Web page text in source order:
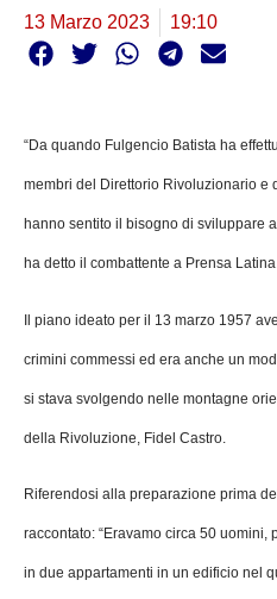
13 Marzo 2023 19:10
“Da quando Fulgencio Batista ha
membri del Direttorio Rivoluzionario e
hanno sentito il bisogno di sviluppare
ha detto il combattente a Prensa
Il piano ideato per il 13 marzo 1957
crimini commessi ed era anche un
si stava svolgendo nelle montagne
della Rivoluzione, Fidel Castro.
Riferendosi alla preparazione prima
raccontato: “Eravamo circa 50
in due appartamenti in un edificio nel